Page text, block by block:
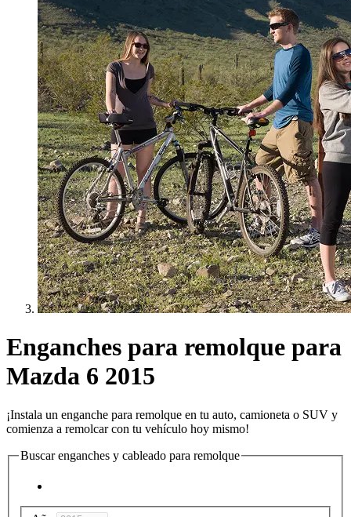
Enganches para remolque para
Mazda 6 2015
¡Instala un enganche para remolque en tu auto, camioneta o SUV y
comienza a remolcar con tu vehículo hoy mismo!
Buscar enganches y cableado para remolque